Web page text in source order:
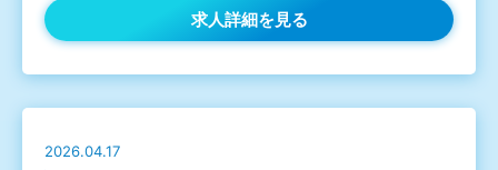
求人詳細を見る
2026.04.17